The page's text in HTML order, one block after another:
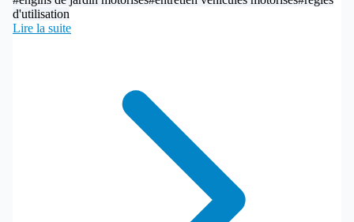
d'utilisation
Lire la suite